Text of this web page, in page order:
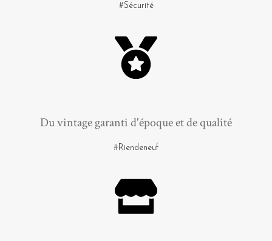
#Sécurité
Du vintage garanti d'époque et de qualité
#Riendeneuf